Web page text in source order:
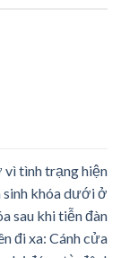
vì tình trạng hiện
sinh khóa dưới ở
sau khi tiễn đàn
đi xa: Cánh cửa